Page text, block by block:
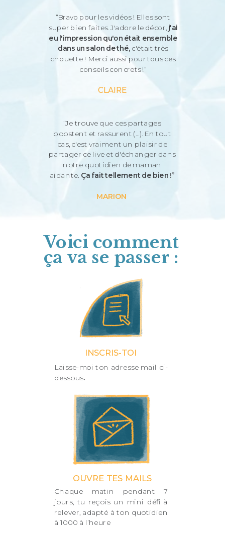
“Je trouve que ces partages
boostent et rassurent (...). En tout
cas, c'est vraiment un plaisir de
partager ce live et d'échanger dans
notre quotidien de maman
aidante. Ça fait tellement de bien !”
MARION
Voici comment
ça va se passer :
Laisse-moi ton adresse mail ci-
dessous.
Chaque matin pendant 7
jours, tu reçois un mini défi à
relever, adapté à ton quotidien
à 1000 à l’heure
INSCRIS-TOI
OUVRE TES MAILS
“Bravo pour les vidéos ! Elles sont
super bien faites. J'adore le décor, j'ai
eu l'impression qu'on était ensemble
dans un salon de thé, c'était très
chouette ! Merci aussi pour tous ces
conseils concrets !”
CLAIRE